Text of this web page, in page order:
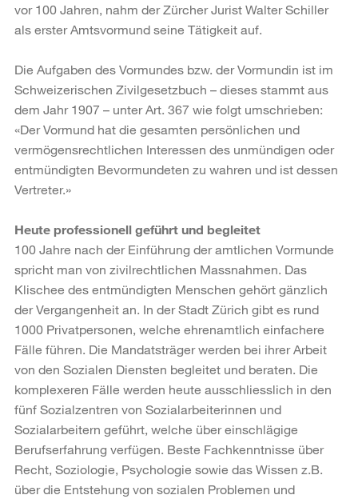
vor 100 Jahren, nahm der Zürcher Jurist Walter Schiller
als erster Amtsvormund seine Tätigkeit auf.
Die Aufgaben des Vormundes bzw. der Vormundin ist im
Schweizerischen Zivilgesetzbuch – dieses stammt aus
dem Jahr 1907 – unter Art. 367 wie folgt umschrieben:
«Der Vormund hat die gesamten persönlichen und
vermögensrechtlichen Interessen des unmündigen oder
entmündigten Bevormundeten zu wahren und ist dessen
Vertreter.»
Heute professionell geführt und begleitet
100 Jahre nach der Einführung der amtlichen Vormunde
spricht man von zivilrechtlichen Massnahmen. Das
Klischee des entmündigten Menschen gehört gänzlich
der Vergangenheit an. In der Stadt Zürich gibt es rund
1000 Privatpersonen, welche ehrenamtlich einfachere
Fälle führen. Die Mandatsträger werden bei ihrer Arbeit
von den Sozialen Diensten begleitet und beraten. Die
komplexeren Fälle werden heute ausschliesslich in den
fünf Sozialzentren von Sozialarbeiterinnen und
Sozialarbeitern geführt, welche über einschlägige
Berufserfahrung verfügen. Beste Fachkenntnisse über
Recht, Soziologie, Psychologie sowie das Wissen z.B.
über die Entstehung von sozialen Problemen und